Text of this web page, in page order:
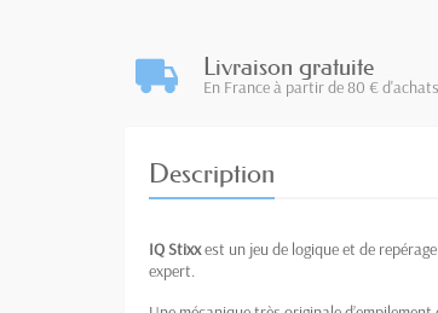
Livraison gratuite
En France à partir de 80 € d'achats
Description
IQ Stixxest un jeu de logique et de
expert.